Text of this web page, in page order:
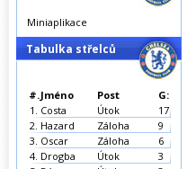
Miniaplikace
Tabulka střelců
#.Jméno Post
G:
1. Costa Útok
17
2. Hazard Záloha
9
3. Oscar Záloha
6
4. Drogba Útok
3